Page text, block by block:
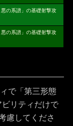
の系譜」の基礎射撃攻
の系譜」の基礎射撃攻
で「第三形態
リティだけで
慮してくださ